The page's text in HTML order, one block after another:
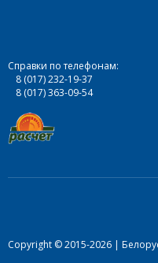
Справки по телефонам:
8 (017) 232-19-37
8 (017) 363-09-54
Copyright © 2015-2026 |